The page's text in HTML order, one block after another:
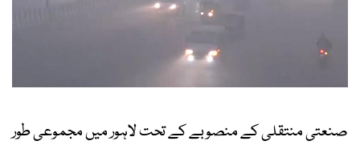
صنعتی منتقلی کے منصوبے کے تحت لاہور میں مجموعی طور